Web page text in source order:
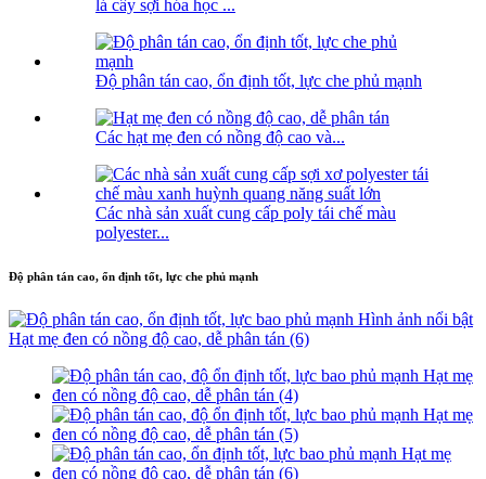
lá cây sợi hóa học ...
Độ phân tán cao, ổn định tốt, lực che phủ mạnh
Các hạt mẹ đen có nồng độ cao và...
Các nhà sản xuất cung cấp poly tái chế màu
polyester...
Độ phân tán cao, ổn định tốt, lực che phủ mạnh